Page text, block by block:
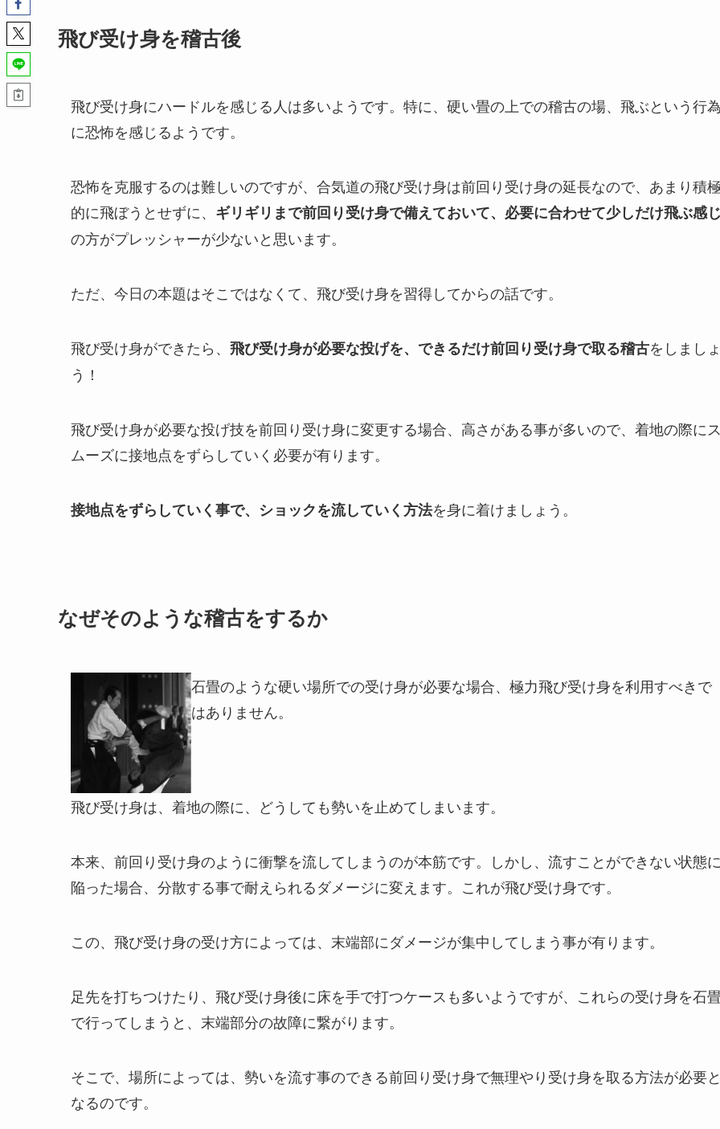
飛び受け身を稽古後
飛び受け身にハードルを感じる人は多いようです。特に、硬い畳の上での稽古の場、飛ぶという行為
に恐怖を感じるようです。
恐怖を克服するのは難しいのですが、合気道の飛び受け身は前回り受け身の延長なので、あまり積
的に飛ぼうとせずに、 ギリギリまで前回り受け身で備えておいて、必要に合わせて少しだけ飛ぶ感じ
の方がプレッシャーが少ないと思います。
ただ、今日の本題はそこではなくて、飛び受け身を習得してからの話です。
飛び受け身ができたら、 飛び受け身が必要な投げを、できるだけ前回り受け身で取る稽古をしましょ
う！
飛び受け身が必要な投げ技を前回り受け身に変更する場合、高さがある事が多いので、着地の際にス
ムーズに接地点をずらしていく必要が有ります。
接地点をずらしていく事で、ショックを流していく方法を身に着けましょう。
なぜそのような稽古をするか
石畳のような硬い場所での受け身が必要な場合、極力飛び受け身を利用すべきで
はありません。
飛び受け身は、着地の際に、どうしても勢いを止めてしまいます。
本来、前回り受け身のように衝撃を流してしまうのが本筋です。しかし、流すことができない状態に
陥った場合、分散する事で耐えられるダメージに変えます。これが飛び受け身です。
この、飛び受け身の受け方によっては、末端部にダメージが集中してしまう事が有ります。
足先を打ちつけたり、飛び受け身後に床を手で打つケースも多いようですが、これらの受け身を石畳
で行ってしまうと、末端部分の故障に繋がります。
そこで、場所によっては、勢いを流す事のできる前回り受け身で無理やり受け身を取る方法が必要と
なるのです。